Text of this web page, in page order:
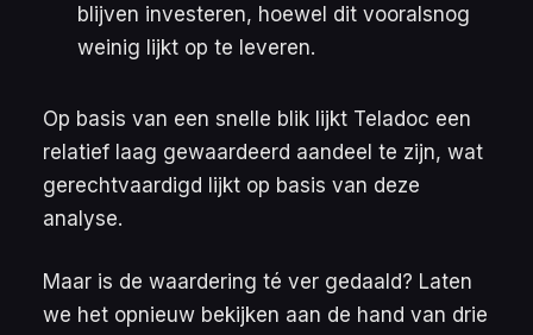
blijven investeren, hoewel dit vooralsnog
weinig lijkt op te leveren.
Op basis van een snelle blik lijkt Teladoc een
relatief laag gewaardeerd aandeel te zijn, wat
gerechtvaardigd lijkt op basis van deze
analyse.
Maar is de waardering té ver gedaald? Laten
we het opnieuw bekijken aan de hand van drie